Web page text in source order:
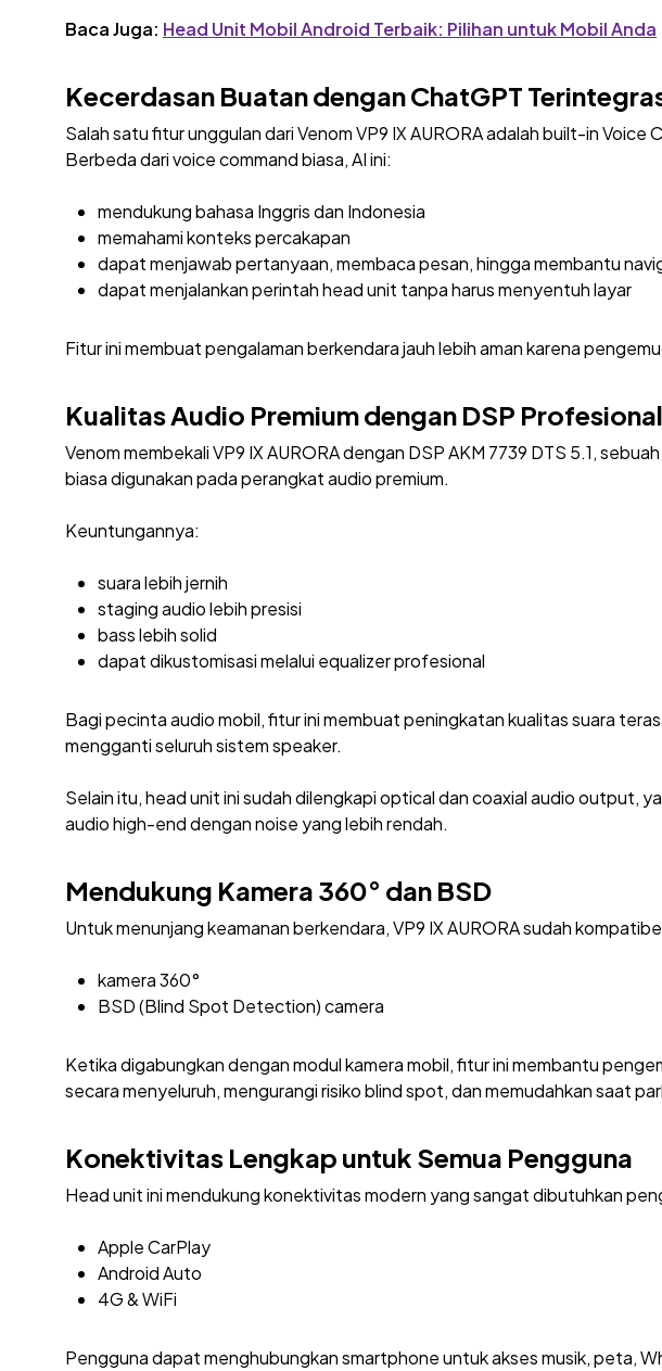
Baca Juga: Head Unit Mobil Android Terbaik: Pilihan untuk Mobil Anda
Kecerdasan Buatan dengan ChatGPT
Salah satu fitur unggulan dari Venom VP9 IX AURORA adalah built-in Voice
Berbeda dari voice command biasa, AI ini:
mendukung bahasa Inggris dan Indonesia
memahami konteks percakapan
dapat menjawab pertanyaan, membaca pesan, hingga membantu
dapat menjalankan perintah head unit tanpa harus menyentuh layar
Fitur ini membuat pengalaman berkendara jauh lebih aman karena
Kualitas Audio Premium dengan DSP Profesional
Venom membekali VP9 IX AURORA dengan DSP AKM 7739 DTS 5.1,
biasa digunakan pada perangkat audio premium.
Keuntungannya:
suara lebih jernih
staging audio lebih presisi
bass lebih solid
dapat dikustomisasi melalui equalizer profesional
Bagi pecinta audio mobil, fitur ini membuat peningkatan kualitas suara
mengganti seluruh sistem speaker.
Selain itu, head unit ini sudah dilengkapi optical dan coaxial audio output,
audio high-end dengan noise yang lebih rendah.
Mendukung Kamera 360° dan BSD
Untuk menunjang keamanan berkendara, VP9 IX AURORA sudah
kamera 360°
BSD (Blind Spot Detection) camera
Ketika digabungkan dengan modul kamera mobil, fitur ini membantu
secara menyeluruh, mengurangi risiko blind spot, dan memudahkan saat
Konektivitas Lengkap untuk Semua Pengguna
Head unit ini mendukung konektivitas modern yang sangat dibutuhkan
Apple CarPlay
Android Auto
4G & WiFi
Pengguna dapat menghubungkan smartphone untuk akses musik, peta,